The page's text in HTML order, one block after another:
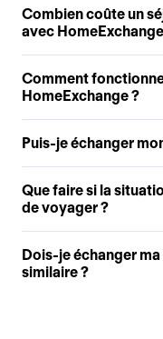
Combien coûte un
avec
Comment
HomeExchange ?
Puis-je échanger
Que faire si la
de voyager ?
Dois-je échanger
similaire ?